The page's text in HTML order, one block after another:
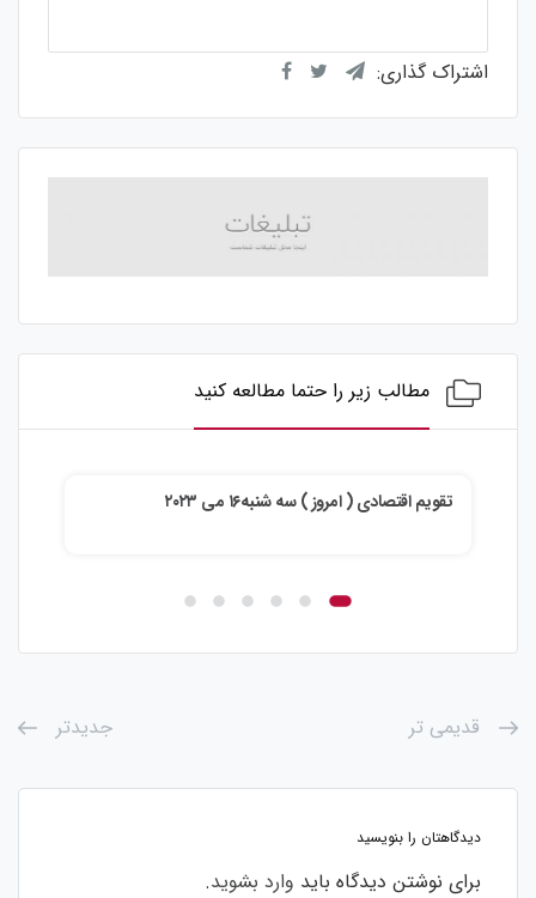
اشتراک گذاری:
مطالب زیر را حتما مطالعه کنید
( امروز ) سه شنبه۱۶ می ۲۰۲۳
قدیمی تر جدیدتر
دیدگاهتان را بنویسید
برای نوشتن دیدگاه باید وارد بشوید.